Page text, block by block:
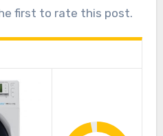
first to rate this post.